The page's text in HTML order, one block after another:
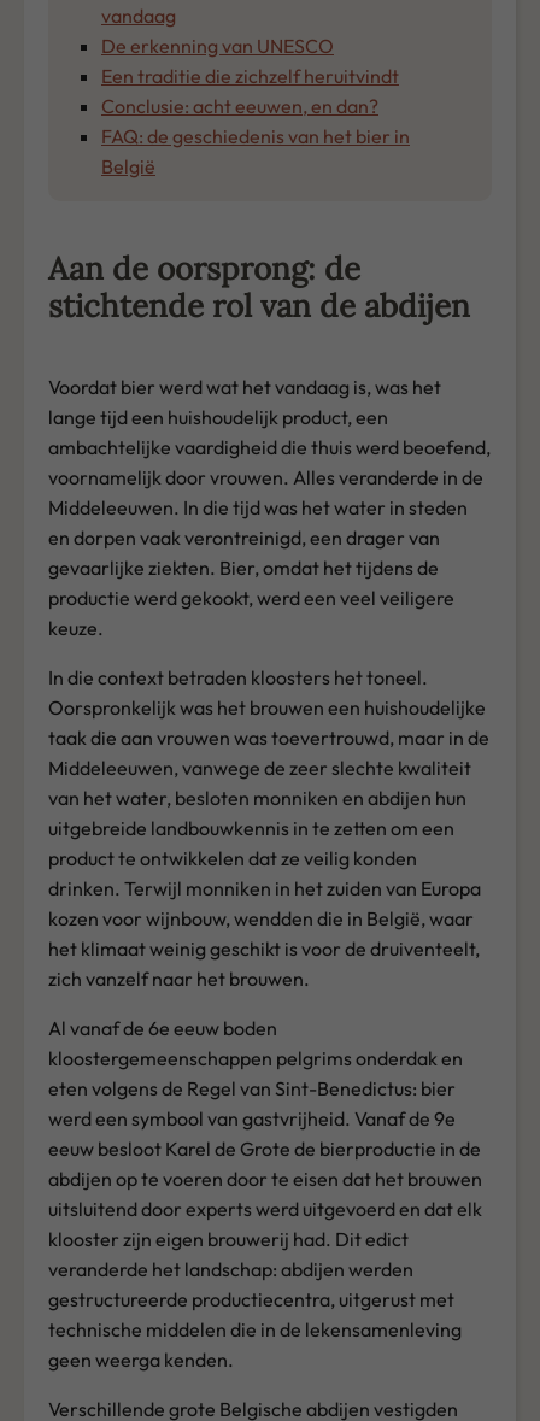
vandaag
De erkenning van UNESCO
Een traditie die zichzelf heruitvindt
Conclusie: acht eeuwen, en dan?
FAQ: de geschiedenis van het bier in
België
Aan de oorsprong: de
stichtende rol van de abdijen
Voordat bier werd wat het vandaag is, was het
lange tijd een huishoudelijk product, een
ambachtelijke vaardigheid die thuis werd beoefend,
voornamelijk door vrouwen. Alles veranderde in de
Middeleeuwen. In die tijd was het water in steden
en dorpen vaak verontreinigd, een drager van
gevaarlijke ziekten. Bier, omdat het tijdens de
productie werd gekookt, werd een veel veiligere
keuze.
In die context betraden kloosters het toneel.
Oorspronkelijk was het brouwen een huishoudelijke
taak die aan vrouwen was toevertrouwd, maar in de
Middeleeuwen, vanwege de zeer slechte kwaliteit
van het water, besloten monniken en abdijen hun
uitgebreide landbouwkennis in te zetten om een
product te ontwikkelen dat ze veilig konden
drinken. Terwijl monniken in het zuiden van Europa
kozen voor wijnbouw, wendden die in België, waar
het klimaat weinig geschikt is voor de druiventeelt,
zich vanzelf naar het brouwen.
Al vanaf de 6e eeuw boden
kloostergemeenschappen pelgrims onderdak en
eten volgens de Regel van Sint-Benedictus: bier
werd een symbool van gastvrijheid. Vanaf de 9e
eeuw besloot Karel de Grote de bierproductie in de
abdijen op te voeren door te eisen dat het brouwen
uitsluitend door experts werd uitgevoerd en dat elk
klooster zijn eigen brouwerij had. Dit edict
veranderde het landschap: abdijen werden
gestructureerde productiecentra, uitgerust met
technische middelen die in de lekensamenleving
geen weerga kenden.
Verschillende grote Belgische abdijen vestigden